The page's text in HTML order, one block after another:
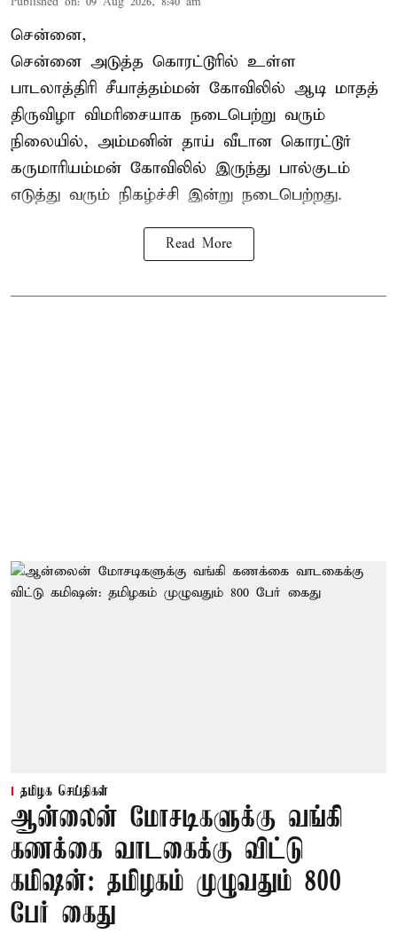
சென்னை,
சென்னை அடுத்த கொரட்டூரில் உள்ள
பாடலாத்திரி சீயாத்தம்மன் கோவிலில் ஆடி மாதத்
திருவிழா விமரிசையாக நடைபெற்று வரும்
நிலையில், அம்மனின் தாய் வீடான கொரட்டூர்
கருமாரியம்மன் கோவிலில் இருந்து பால்குடம்
எடுத்து வரும் நிகழ்ச்சி இன்று நடைபெற்றது.
Read More
தமிழக செய்திகள்
ஆன்லைன் மோசடிகளுக்கு வங்கி
கணக்கை வாடகைக்கு விட்டு
கமிஷன்: தமிழகம் முழுவதும் 800
பேர் கைது